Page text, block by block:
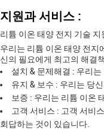
지원과 서비스 :
리튬 이온 태양 전지 기술 지
우리는 리튬 이온 태양 전지
신의 필요에게 최고의 해결
설치 & 문제해결 : 우리
유지 & 보수 : 우리는 당
보증 : 우리는 리튬 이온
고객 서비스 : 고객 서비
회답하는 것이 있습니다.